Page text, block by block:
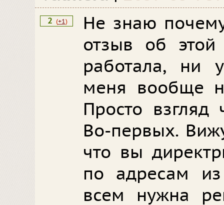
2 (+1)
Не знаю
отзыв об
работала, ни
меня вообще
Просто взгляд
Во-первых.
что вы
по адресам
всем нужна